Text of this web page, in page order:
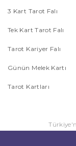
3 Kart Tarot Falı
Tek Kart Tarot Falı
Tarot Kariyer Falı
Günün Melek Kartı
Tarot Kartları